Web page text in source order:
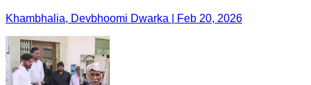
Khambhalia, Devbhoomi Dwarka | Feb 20, 2026